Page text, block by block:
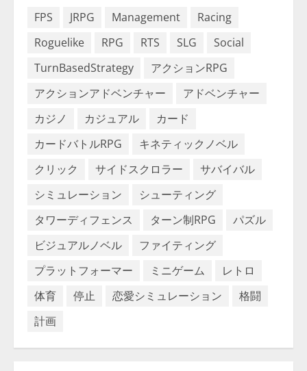
FPS JRPG Management
Racing
Roguelike
RPG RTS SLG
Social
TurnBasedStrategy
アクションRPG
アクションアドベンチャー
アドベンチャー
カジノ
カジュアル
カード
カードバトルRPG
キネティックノベル
クリック
サイドスクロラー
サバイバル
シミュレーション
シューティング
タワーディフェンス
ターン制RPG
パズル
ビジュアルノベル
ファイティング
プラットフォーマー
ミニゲーム
レトロ
体育
停止 恋愛シミュレーション
格闘
計画